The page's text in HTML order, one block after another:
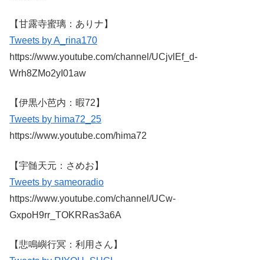
【甘露寺蜜璃：ありナ】
Tweets by A_rina170
https://www.youtube.com/channel/UCjvlEf_d-
Wrh8ZMo2yI01aw
【伊黒小芭内：暇72】
Tweets by hima72_25
https://www.youtube.com/hima72
【宇髄天元：さめお】
Tweets by sameoradio
https://www.youtube.com/channel/UCw-
GxpoH9rr_TOKRRas3a6A
【悲鳴嶼行冥：利用さん】